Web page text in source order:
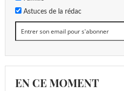
Astuces de la rédac
EN CE MOMENT